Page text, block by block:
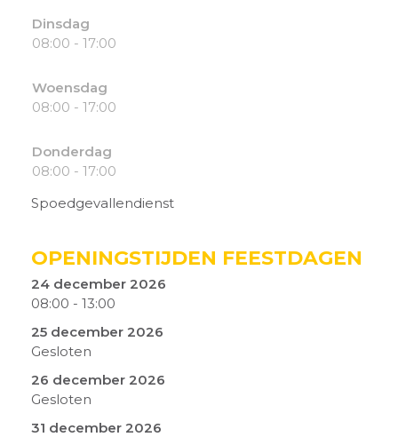
Dinsdag
08:00 - 17:00
Woensdag
08:00 - 17:00
Donderdag
08:00 - 17:00
Spoedgevallendienst
OPENINGSTIJDEN FEESTDAGEN
24 december 2026
08:00 - 13:00
25 december 2026
Gesloten
26 december 2026
Gesloten
31 december 2026